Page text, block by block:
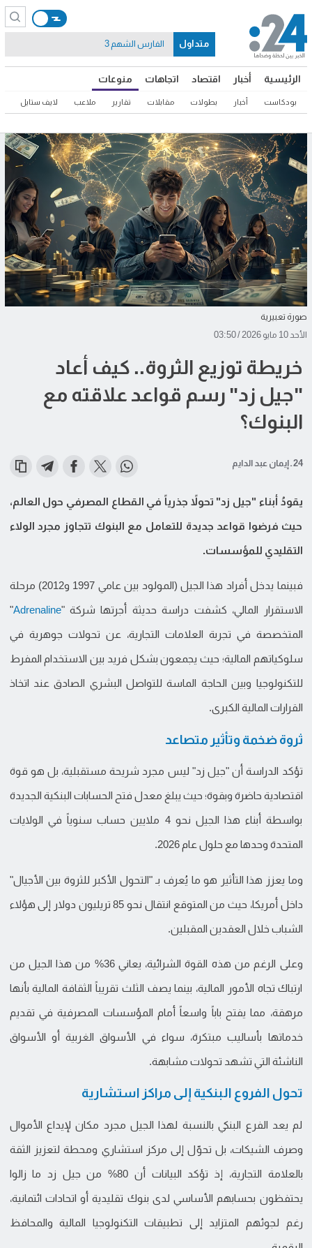
الرئيسية أخبار اقتصاد اتجاهات منوعات
بودكاست أخبار بطولات مقابلات تقارير ملاعب لايف ستايل
متداول الفارس الشهم 3
صورة تعبيرية
الأحد 10 مايو 2026 / 03:50
خريطة توزيع الثروة.. كيف أعاد
"جيل زد" رسم قواعد علاقته مع
البنوك؟
24 ـ إيمان عبد الدايم
يقودُ أبناء "جيل زد" تحولاً جذرياً في القطاع المصرفي حول العالم،
حيث فرضوا قواعد جديدة للتعامل مع البنوك تتجاوز مجرد الولاء
التقليدي للمؤسسات.
فبينما يدخل أفراد هذا الجيل (المولود بين عامي 1997 و2012) مرحلة
الاستقرار المالي، كشفت دراسة حديثة أجرتها شركة "Adrenaline
"
المتخصصة في تجربة العلامات التجارية، عن تحولات جوهرية في
سلوكياتهم المالية؛ حيث يجمعون بشكل فريد بين الاستخدام المفرط
للتكنولوجيا وبين الحاجة الماسة للتواصل البشري الصادق عند اتخاذ
القرارات المالية الكبرى.
ثروة ضخمة وتأثير متصاعد
تؤكد الدراسة أن "جيل زد" ليس مجرد شريحة مستقبلية، بل هو قوة
اقتصادية حاضرة وبقوة؛ حيث يبلغ معدل فتح الحسابات البنكية الجديدة
بواسطة أبناء هذا الجيل نحو 4 ملايين حساب سنوياً في الولايات
المتحدة وحدها مع حلول عام 2026.
وما يعزز هذا التأثير هو ما يُعرف بـ "التحول الأكبر للثروة بين الأجيال"
داخل أمريكا، حيث من المتوقع انتقال نحو 85 تريليون دولار إلى هؤلاء
الشباب خلال العقدين المقبلين.
وعلى الرغم من هذه القوة الشرائية، يعاني 36% من هذا الجيل من
ارتباك تجاه الأمور المالية، بينما يصف الثلث تقريباً الثقافة المالية بأنها
مرهقة، مما يفتح باباً واسعاً أمام المؤسسات المصرفية في تقديم
خدماتها بأساليب مبتكرة، سواء في الأسواق الغربية أو الأسواق
الناشئة التي تشهد تحولات مشابهة.
تحول الفروع البنكية إلى مراكز استشارية
لم يعد الفرع البنكي بالنسبة لهذا الجيل مجرد مكان لإيداع الأموال
وصرف الشيكات، بل تحوّل إلى مركز استشاري ومحطة لتعزيز الثقة
بالعلامة التجارية، إذ تؤكد البيانات أن 80% من جيل زد ما زالوا
يحتفظون بحسابهم الأساسي لدى بنوك تقليدية أو اتحادات ائتمانية،
رغم لجوئهم المتزايد إلى تطبيقات التكنولوجيا المالية والمحافظ